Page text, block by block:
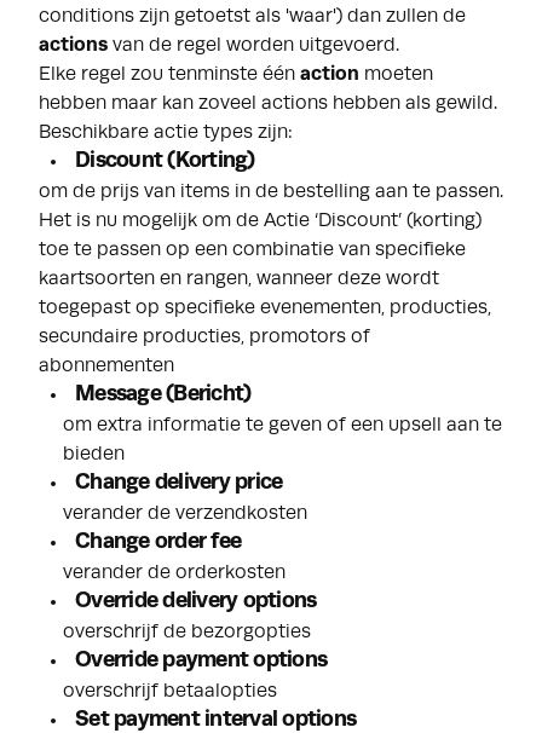
conditions zijn getoetst als 'waar') dan zullen de
actions van de regel worden uitgevoerd.
Elke regel zou tenminste één action moeten
hebben maar kan zoveel actions hebben als gewild.
Beschikbare actie types zijn:
Discount (Korting)
om de prijs van items in de bestelling aan te passen.
Het is nu mogelijk om de Actie ‘Discount’ (korting)
toe te passen op een combinatie van specifieke
kaartsoorten en rangen, wanneer deze wordt
toegepast op specifieke evenementen, producties,
secundaire producties, promotors of
abonnementen
Message (Bericht)
om extra informatie te geven of een upsell aan te
bieden
Change delivery price
verander de verzendkosten
Change order fee
verander de orderkosten
Override delivery options
overschrijf de bezorgopties
Override payment options
overschrijf betaalopties
Set payment interval options